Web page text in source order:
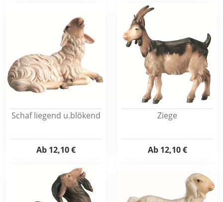
Schaf liegend u.blökend
Ab12,10 €
Ziege
Ab12,10 €